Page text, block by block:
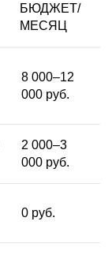
БЮДЖЕТ/
МЕСЯЦ
8 000–12
000 руб.
2 000–3
000 руб.
0 руб.